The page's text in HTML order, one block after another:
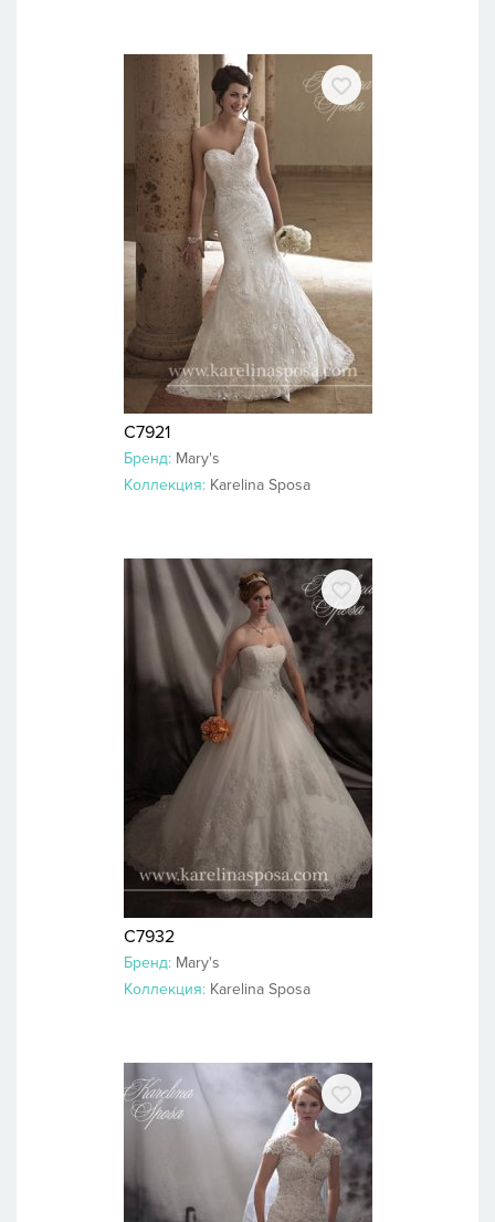
C7921
Бренд: Mary's
Коллекция: Karelina Sposa
C7932
Бренд: Mary's
Коллекция: Karelina Sposa